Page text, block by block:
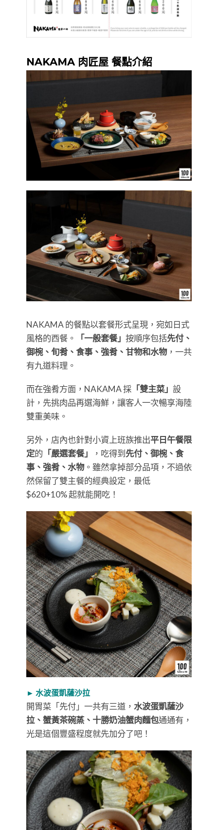
NAKAMA 肉匠屋 餐點介紹
NAKAMA 的餐點以套餐形式呈現，宛如日式
風格的西餐。
「一般套餐」 按順序包括先付、
御椀、旬肴、食事、強肴、甘物和水物，一共
有九道料理。
而在強肴方面，NAKAMA 採 「雙主菜」 設
計，先挑肉品再選海鮮，讓客人一次暢享海陸
雙重美味。
另外，店內也針對小資上班族推出平日午餐限
定的 「嚴選套餐」 ，吃得到 先付、御椀、食
事、強肴、水物。雖然拿掉部分品項，不過依
然保留了雙主餐的經典設定，最低
$620+10% 起就能開吃！
► 水波蛋凱薩沙拉
開胃菜「先付」一共有三道， 水波蛋凱薩沙
拉、蟹黃茶碗蒸、十勝奶油蟹肉麵包通通有，
光是這個豐盛程度就先加分了吧！